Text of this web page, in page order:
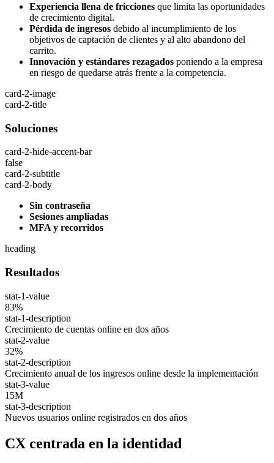
Experiencia llena de fricciones que limita las oportunidades
de crecimiento digital.
Pérdida de ingresos debido al incumplimiento de los
objetivos de captación de clientes y al alto abandono del
carrito.
Innovación y estándares rezagados poniendo a la empresa
en riesgo de quedarse atrás frente a la competencia.
card-2-image
card-2-title
Soluciones
card-2-hide-accent-bar
false
card-2-subtitle
card-2-body
Sin contraseña
Sesiones ampliadas
MFA y recorridos
heading
Resultados
stat-1-value
83%
stat-1-description
Crecimiento de cuentas online en dos años
stat-2-value
32%
stat-2-description
Crecimiento anual de los ingresos online desde la implementación
stat-3-value
15M
stat-3-description
Nuevos usuarios online registrados en dos años
CX centrada en la identidad